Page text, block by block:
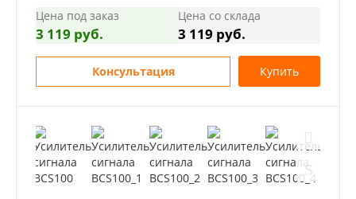
Цена под заказ
3 119 руб.
Цена со склада
3 119 руб.
Консультация Купить